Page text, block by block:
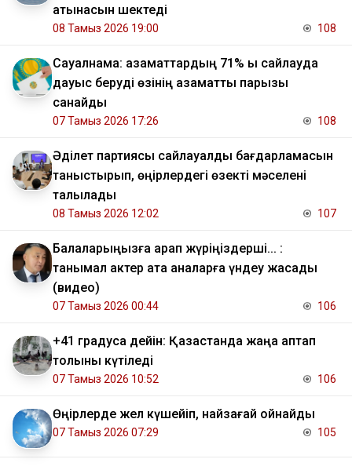
қатынасын шектеді
08 Тамыз 2026 19:00 108
Сауалнама: азаматтардың 71% ы сайлауда
дауыс беруді өзінің азаматтық парызы
санайды
07 Тамыз 2026 17:26 108
Әділет партиясы сайлауалды бағдарламасын
таныстырып, өңірлердегі өзекті мәселені
талқылады
08 Тамыз 2026 12:02 107
Балаларыңызға қарап жүріңіздерші... :
танымал актер ата аналарға үндеу жасады
(видео)
07 Тамыз 2026 00:44 106
+41 градусқа дейін: Қазақстанда жаңа аптап
толқыны күтіледі
07 Тамыз 2026 10:52 106
Өңірлерде жел күшейіп, найзағай ойнайды
07 Тамыз 2026 07:29 105